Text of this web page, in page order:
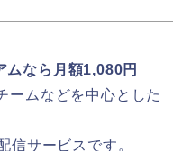
なら月額1,080円
ームなどを中心とした
信サービスです。